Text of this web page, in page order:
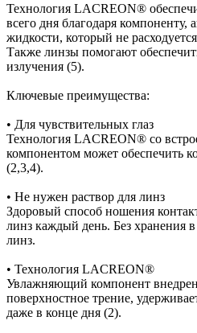
Технология LACREON®
всего дня благодаря компоненту,
жидкости, который не
Также линзы помогают
излучения (5).
Ключевые преимущества:
• Для чувствительных глаз
Технология LACREON® со
компонентом может обеспечить
(2,3,4).
• Не нужен раствор для линз
Здоровый способ ношения
линз каждый день. Без хранения
линз.
• Технология LACREON®
Увлажняющий компонент
поверхностное трение,
даже в конце дня (2).